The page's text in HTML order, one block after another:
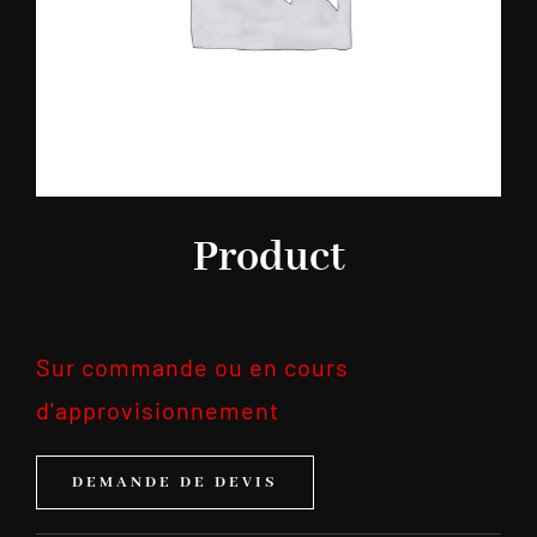
Product
Sur commande ou en cours
d'approvisionnement
DEMANDE DE DEVIS